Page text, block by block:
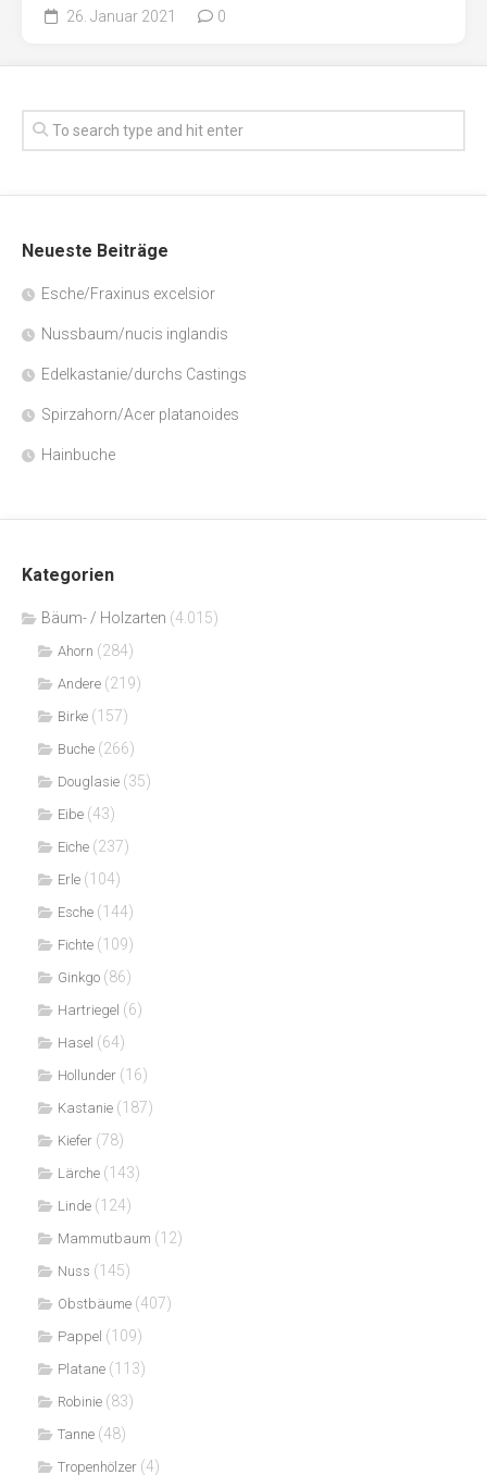
26. Januar 2021 0
Neueste Beiträge
Esche/Fraxinus excelsior
Nussbaum/nucis inglandis
Edelkastanie/durchs Castings
Spirzahorn/Acer platanoides
Hainbuche
Kategorien
Bäum- / Holzarten (4.015)
Ahorn (284)
Andere (219)
Birke (157)
Buche (266)
Douglasie (35)
Eibe (43)
Eiche (237)
Erle (104)
Esche (144)
Fichte (109)
Ginkgo (86)
Hartriegel (6)
Hasel (64)
Hollunder (16)
Kastanie (187)
Kiefer (78)
Lärche (143)
Linde (124)
Mammutbaum (12)
Nuss (145)
Obstbäume (407)
Pappel (109)
Platane (113)
Robinie (83)
Tanne (48)
Tropenhölzer (4)